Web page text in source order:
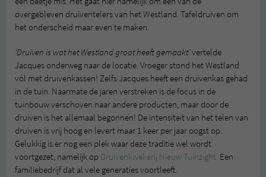
overgebleven druiventelers van het Westland. Tafeldruiven om
het onderscheid maar even te maken.
‘Druiven is wat het Westland groot heeft gemaakt’vertelde
Jacques onderweg naar de locatie. Vroeger stond het Westland
vól met druivenkassen! Zelfs Jacques heeft een druivenkas gehad
in de tuin. Naarmate de jaren verstreken is de focus in de
tuinbouw verschoven naar andere producten, maar door de
druiven is het allemaal begonnen! De intensiteit van het telen van
druiven is vrij hoog en levert maar 1 keer per jaar oogst op.
Gelukkig is er nog een plek waar deze traditie wel wordt
voortgezet, namelijk op Druivenkwekerij Nieuw Tuinzight. Een
familiebedrijf dat al vele generaties voortleeft.